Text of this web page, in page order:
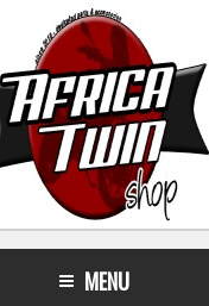
MENU